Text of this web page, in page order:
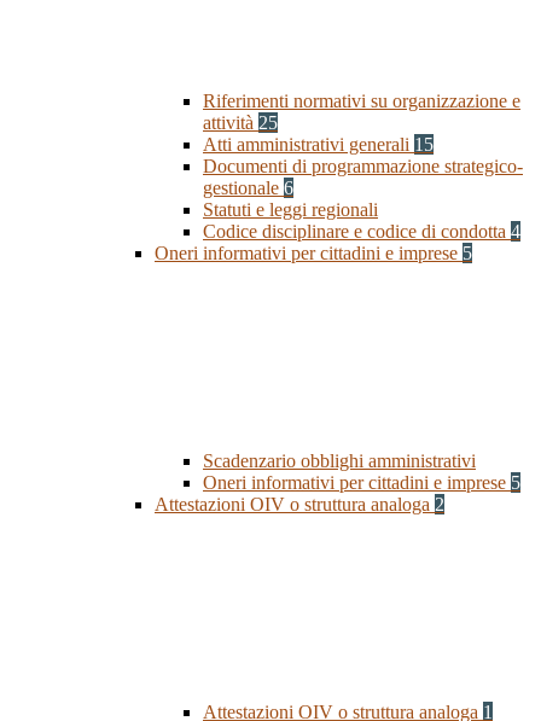
Riferimenti normativi su organizzazione e
attività 25
Atti amministrativi generali 15
Documenti di programmazione strategico-
gestionale 6
Statuti e leggi regionali
Codice disciplinare e codice di condotta 4
Oneri informativi per cittadini e imprese 5
Scadenzario obblighi amministrativi
Oneri informativi per cittadini e imprese 5
Attestazioni OIV o struttura analoga 2
Attestazioni OIV o struttura analoga 1